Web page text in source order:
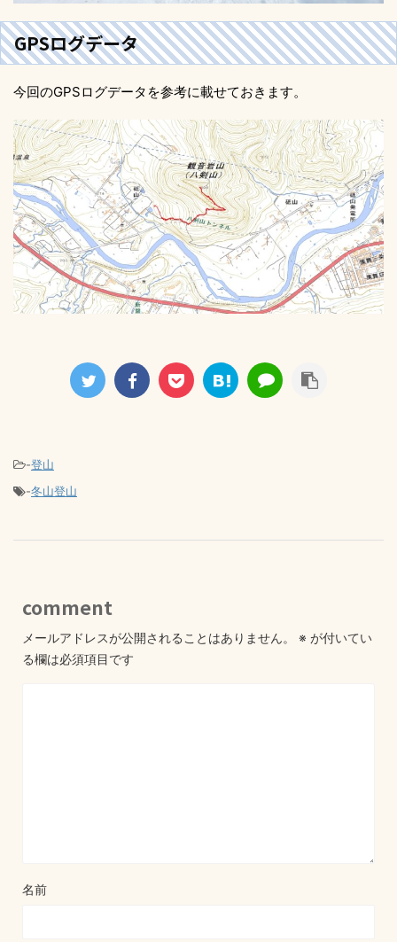
GPSログデータ
今回のGPSログデータを参考に載せておきます。
-登山
-冬山登山
comment
メールアドレスが公開されることはありません。 ※ が付いてい
る欄は必須項目です
名前